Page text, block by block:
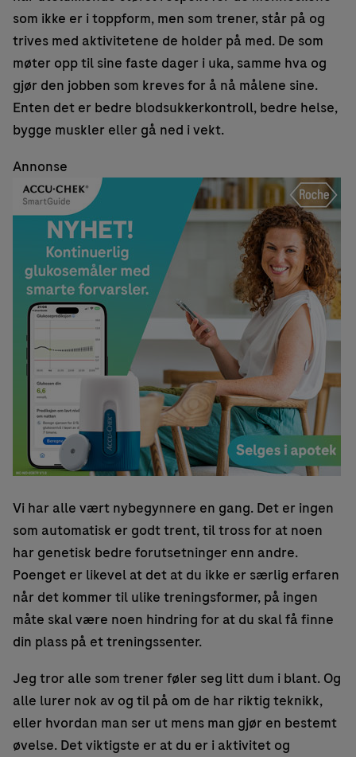
som ikke er i toppform, men som trener, står på og
trives med aktivitetene de holder på med. De som
møter opp til sine faste dager i uka, samme hva og
gjør den jobben som kreves for å nå målene sine.
Enten det er bedre blodsukkerkontroll, bedre helse,
bygge muskler eller gå ned i vekt.
Annonse
Vi har alle vært nybegynnere en gang. Det er ingen
som automatisk er godt trent, til tross for at noen
har genetisk bedre forutsetninger enn andre.
Poenget er likevel at det at du ikke er særlig erfaren
når det kommer til ulike treningsformer, på ingen
måte skal være noen hindring for at du skal få finne
din plass på et treningssenter.
Jeg tror alle som trener føler seg litt dum i blant. Og
alle lurer nok av og til på om de har riktig teknikk,
eller hvordan man ser ut mens man gjør en bestemt
øvelse. Det viktigste er at du er i aktivitet og